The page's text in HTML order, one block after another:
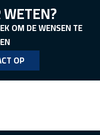
OM DE WENSEN TE
OP